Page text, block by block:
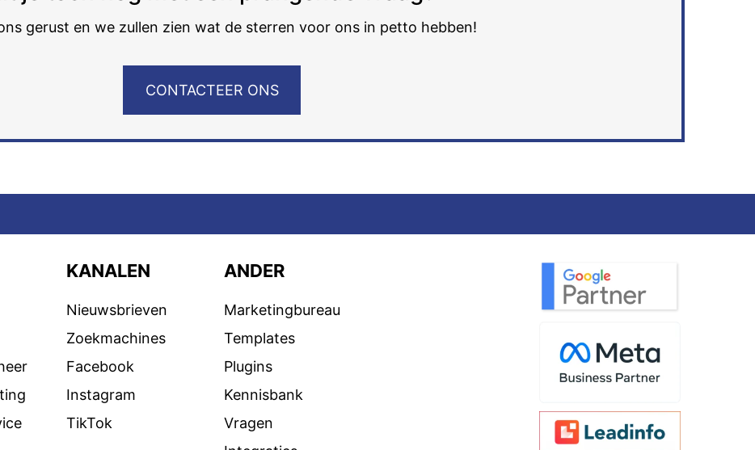
gerust en we zullen zien wat de sterren voor ons in petto hebben!
CONTACTEER ONS
KANALEN
Nieuwsbrieven
Zoekmachines
Facebook
Instagram
TikTok
ANDER
Marketingbureau
Templates
Plugins
Kennisbank
Vragen